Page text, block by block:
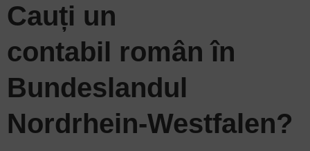
Cauți un
contabil român în
Bundeslandul
Nordrhein-Westfalen?